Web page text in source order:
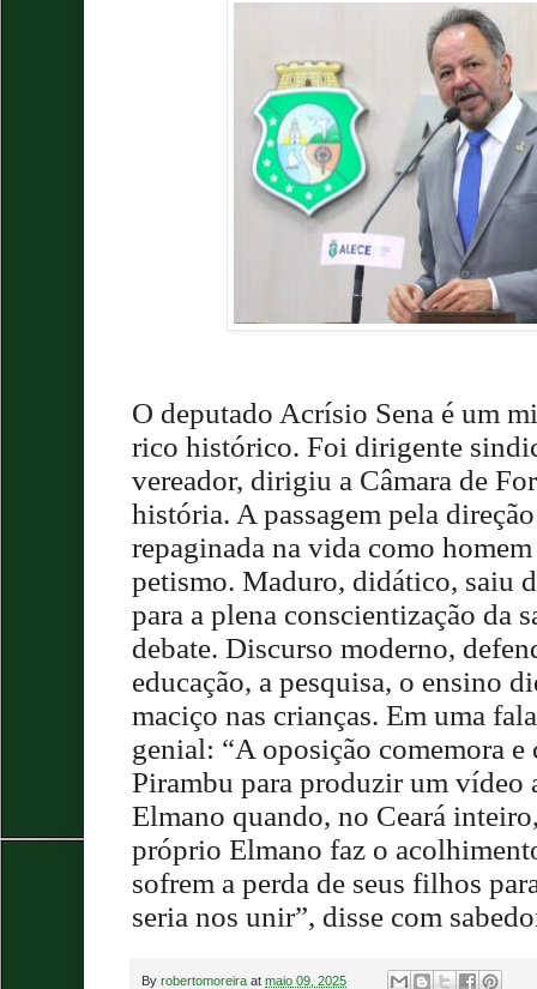
O deputado Acrísio Sena é um
rico histórico. Foi dirigente
vereador, dirigiu a Câmara de
história. A passagem pela
repaginada na vida como
petismo. Maduro, didático, saiu
para a plena conscientização da
debate. Discurso moderno,
educação, a pesquisa, o ensino
maciço nas crianças. Em uma
genial: “A oposição comemora
Pirambu para produzir um vídeo
Elmano quando, no Ceará
próprio Elmano faz o
sofrem a perda de seus filhos
seria nos unir”, disse com
By robertomoreira at maio 09, 2025